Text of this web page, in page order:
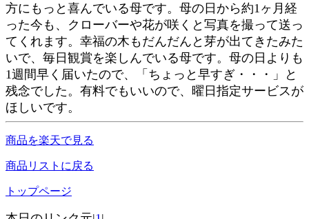
方にもっと喜んでいる母です。母の日から約1ヶ月経
った今も、クローバーや花が咲くと写真を撮って送っ
てくれます。幸福の木もだんだんと芽が出てきたみた
いで、毎日観賞を楽しんでいる母です。母の日よりも
1週間早く届いたので、「ちょっと早すぎ・・・」と
残念でした。有料でもいいので、曜日指定サービスが
ほしいです。
商品を楽天で見る
商品リストに戻る
トップページ